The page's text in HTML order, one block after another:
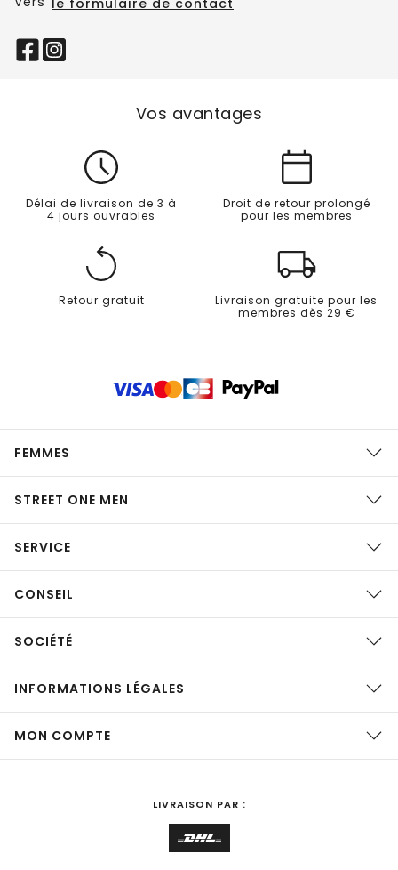
le formulaire de contact
Vos avantages
Délai de livraison de 3 à
4 jours ouvrables
Droit de retour prolongé
pour les membres
Retour gratuit
Livraison gratuite pour les
membres dès 29 €
FEMMES
STREET ONE MEN
SERVICE
CONSEIL
SOCIÉTÉ
INFORMATIONS LÉGALES
MON COMPTE
LIVRAISON PAR :